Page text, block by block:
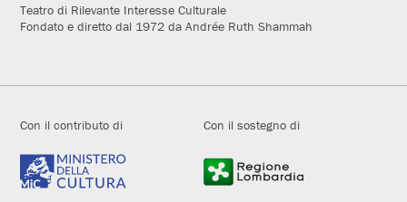
Teatro di Rilevante Interesse Culturale
Fondato e diretto dal 1972 da Andrée Ruth Shammah
Con il contributo di Con il sostegno di